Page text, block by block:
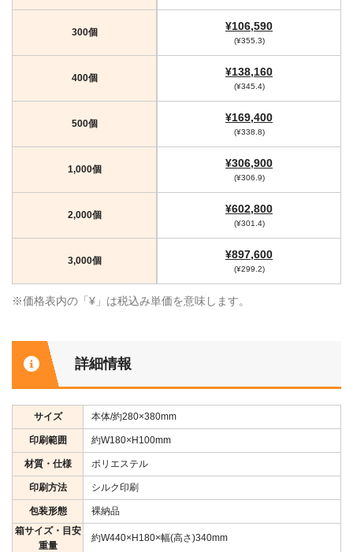
300個 ¥106,590
(¥355.3)
400個 ¥138,160
(¥345.4)
500個 ¥169,400
(¥338.8)
1,000個 ¥306,900
(¥306.9)
2,000個 ¥602,800
(¥301.4)
3,000個 ¥897,600
(¥299.2)
※価格表内の「¥」は税込み単価を意味します。
詳細情報
サイズ 本体/約280×380mm
印刷範囲 約W180×H100mm
材質・仕様 ポリエステル
印刷方法 シルク印刷
包装形態
裸納品
箱サイズ・目安
重量
約W440×H180×幅(高さ)340mm